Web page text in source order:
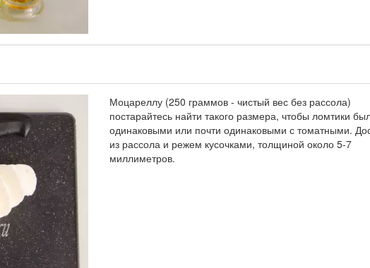
Моцареллу (250 граммов - чистый вес без рассола)
постарайтесь найти такого размера, чтобы ломтики
одинаковыми или почти одинаковыми с томатными.
из рассола и режем кусочками, толщиной около 5-7
миллиметров.